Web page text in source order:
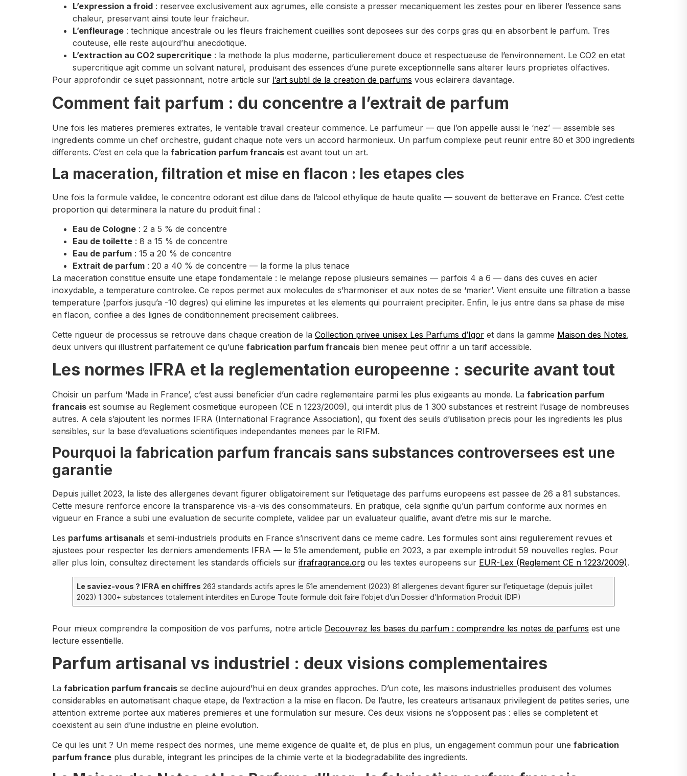
L’expression a froid : reservee exclusivement aux agrumes, elle consiste a presser mecaniquement les zestes pour en liberer l’essence sans
chaleur, preservant ainsi toute leur fraicheur.
L’enfleurage : technique ancestrale ou les fleurs fraichement cueillies sont deposees sur des corps gras qui en absorbent le parfum. Tres
couteuse, elle reste aujourd’hui anecdotique.
L’extraction au CO2 supercritique : la methode la plus moderne, particulierement douce et respectueuse de l’environnement. Le CO2 en etat
supercritique agit comme un solvant naturel, produisant des essences d’une purete exceptionnelle sans alterer leurs proprietes olfactives.
Pour approfondir ce sujet passionnant, notre article sur l’art subtil de la creation de parfums vous eclairera davantage.
Comment fait parfum : du concentre a l’extrait de parfum
Une fois les matieres premieres extraites, le veritable travail createur commence. Le parfumeur — que l’on appelle aussi le ‘nez’ — assemble ses
ingredients comme un chef orchestre, guidant chaque note vers un accord harmonieux. Un parfum complexe peut reunir entre 80 et 300 ingredients
differents. C’est en cela que la fabrication parfum francais est avant tout un art.
La maceration, filtration et mise en flacon : les etapes cles
Une fois la formule validee, le concentre odorant est dilue dans de l’alcool ethylique de haute qualite — souvent de betterave en France. C’est cette
proportion qui determinera la nature du produit final :
Eau de Cologne : 2 a 5 % de concentre
Eau de toilette : 8 a 15 % de concentre
Eau de parfum : 15 a 20 % de concentre
Extrait de parfum : 20 a 40 % de concentre — la forme la plus tenace
La maceration constitue ensuite une etape fondamentale : le melange repose plusieurs semaines — parfois 4 a 6 — dans des cuves en acier
inoxydable, a temperature controlee. Ce repos permet aux molecules de s’harmoniser et aux notes de se ‘marier’. Vient ensuite une filtration a basse
temperature (parfois jusqu’a -10 degres) qui elimine les impuretes et les elements qui pourraient precipiter. Enfin, le jus entre dans sa phase de mise
en flacon, confiee a des lignes de conditionnement precisement calibrees.
Cette rigueur de processus se retrouve dans chaque creation de la Collection privee unisex Les Parfums d’Igor et dans la gamme Maison des Notes,
deux univers qui illustrent parfaitement ce qu’une fabrication parfum francais bien menee peut offrir a un tarif accessible.
Les normes IFRA et la reglementation europeenne : securite avant tout
Choisir un parfum ‘Made in France’, c’est aussi beneficier d’un cadre reglementaire parmi les plus exigeants au monde. La fabrication parfum
francais est soumise au Reglement cosmetique europeen (CE n 1223/2009), qui interdit plus de 1 300 substances et restreint l’usage de nombreuses
autres. A cela s’ajoutent les normes IFRA (International Fragrance Association), qui fixent des seuils d’utilisation precis pour les ingredients les plus
sensibles, sur la base d’evaluations scientifiques independantes menees par le RIFM.
Pourquoi la fabrication parfum francais sans substances controversees est une
garantie
Depuis juillet 2023, la liste des allergenes devant figurer obligatoirement sur l’etiquetage des parfums europeens est passee de 26 a 81 substances.
Cette mesure renforce encore la transparence vis-a-vis des consommateurs. En pratique, cela signifie qu’un parfum conforme aux normes en
vigueur en France a subi une evaluation de securite complete, validee par un evaluateur qualifie, avant d’etre mis sur le marche.
Les parfums artisanals et semi-industriels produits en France s’inscrivent dans ce meme cadre. Les formules sont ainsi regulierement revues et
ajustees pour respecter les derniers amendements IFRA — le 51e amendement, publie en 2023, a par exemple introduit 59 nouvelles regles. Pour
aller plus loin, consultez directement les standards officiels sur ifrafragrance.org ou les textes europeens sur EUR-Lex (Reglement CE n 1223/2009).
Le saviez-vous ? IFRA en chiffres 263 standards actifs apres le 51e amendement (2023) 81 allergenes devant figurer sur l’etiquetage (depuis juillet
2023) 1 300+ substances totalement interdites en Europe Toute formule doit faire l’objet d’un Dossier d’Information Produit (DIP)
Pour mieux comprendre la composition de vos parfums, notre article Decouvrez les bases du parfum : comprendre les notes de parfums est une
lecture essentielle.
Parfum artisanal vs industriel : deux visions complementaires
La fabrication parfum francais se decline aujourd’hui en deux grandes approches. D’un cote, les maisons industrielles produisent des volumes
considerables en automatisant chaque etape, de l’extraction a la mise en flacon. De l’autre, les createurs artisanaux privilegient de petites series, une
attention extreme portee aux matieres premieres et une formulation sur mesure. Ces deux visions ne s’opposent pas : elles se completent et
coexistent au sein d’une industrie en pleine evolution.
Ce qui les unit ? Un meme respect des normes, une meme exigence de qualite et, de plus en plus, un engagement commun pour une fabrication
parfum france plus durable, integrant les principes de la chimie verte et la biodegradabilite des ingredients.